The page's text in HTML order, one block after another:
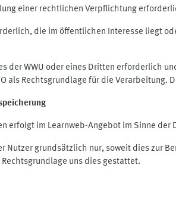
einer rechtlichen Verpflichtung
die im öffentlichen Interesse liegt
der WWU oder eines Dritten erforderlich
als Rechtsgrundlage für die
erfolgt im Learnweb-Angebot im Sinne der
Nutzer grundsätzlich nur, soweit dies zur
uns dies gestattet.